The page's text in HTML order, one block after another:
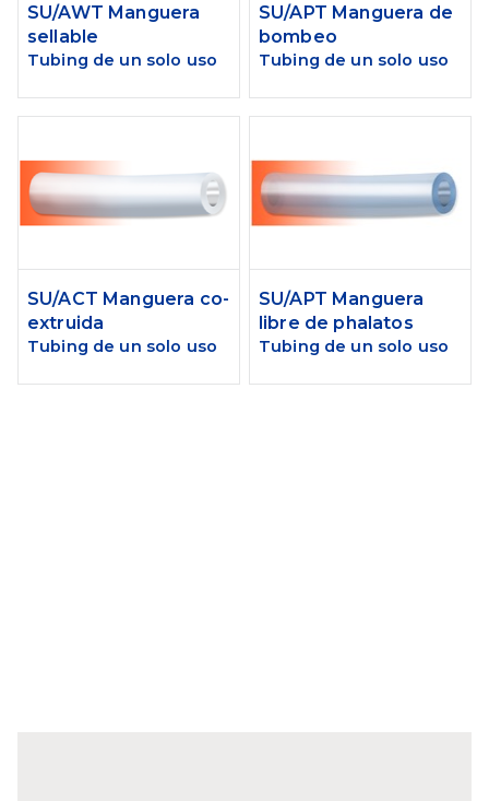
SU/AWT Manguera
sellable
Tubing de un solo uso
SU/APT Manguera de
bombeo
Tubing de un solo uso
SU/ACT Manguera co-
extruida
Tubing de un solo uso
SU/APT Manguera
libre de phalatos
Tubing de un solo uso